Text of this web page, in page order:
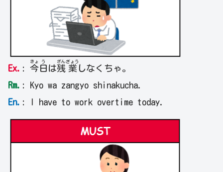
Ex. : 今
きょ
日
う
は残
ざん
業
ぎょう
しなくちゃ。
Rm. : Kyo wa zangyo shinakucha.
En. : I have to work overtime today.